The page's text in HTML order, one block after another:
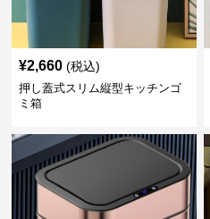
¥2,660 (税込)
押し蓋式スリム縦型キッチンゴ
ミ箱